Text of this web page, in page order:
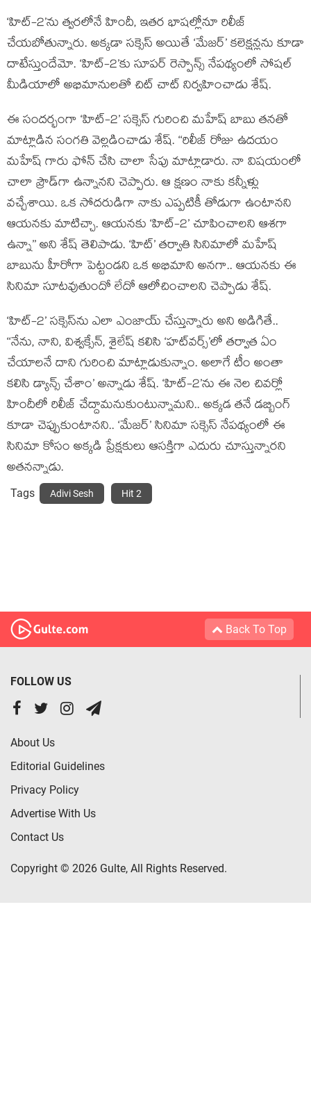
‘హిట్-2’ను త్వరలోనే హిందీ, ఇతర భాషల్లోనూ రిలీజ్
చేయబోతున్నారు. అక్కడా సక్సెస్ అయితే ‘మేజర్’ కలెక్షన్లను కూడా
దాటేస్తుందేమో. ‘హిట్-2’కు సూపర్ రెస్పాన్స్ నేపథ్యంలో సోషల్
మీడియాలో అభిమానులతో చిట్ చాట్ నిర్వహించాడు శేష్.
ఈ సందర్భంగా ‘హిట్-2’‌ సక్సెస్ గురించి మహేష్ బాబు తనతో
మాట్లాడిన సంగతి వెల్లడించాడు శేష్. ‘‘రిలీజ్ రోజు ఉదయం
మహేష్ గారు ఫోన్ చేసి చాలా సేపు మాట్లాడారు. నా విషయంలో
చాలా ప్రౌడ్‌గా ఉన్నానని చెప్పారు. ఆ క్షణం నాకు కన్నీళ్లు
వచ్చేశాయి. ఒక సోదరుడిగా నాకు ఎప్పటికీ తోడుగా ఉంటానని
ఆయనకు మాటిచ్చా. ఆయనకు ‘హిట్-2’ చూపించాలని ఆశగా
ఉన్నా’’ అని శేష్ తెలిపాడు. ‘హిట్’ తర్వాతి సినిమాలో మహేష్
బాబును హీరోగా పెట్టండని ఒక అభిమాని అనగా.. ఆయనకు ఈ
సినిమా సూటవుతుందో లేదో ఆలోచించాలని చెప్పాడు శేష్.
‘హిట్-2’ సక్సెస్‌ను ఎలా ఎంజాయ్ చేస్తున్నారు అని అడిగితే..
‘‘నేను, నాని, విశ్వక్సేన్, శైలేష్ కలిసి ‘హట్‌వర్స్’లో తర్వాత ఏం
చేయాలనే దాని గురించి మాట్లాడుకున్నాం. అలాగే టీం అంతా
కలిసి డ్యాన్స్ చేశాం’ అన్నాడు శేష్. ‘హిట్-2’ను ఈ నెల చివర్లో
హిందీలో రిలీజ్ చేద్దామనుకుంటున్నామని.. అక్కడ తనే డబ్బింగ్
కూడా చెప్పుకుంటానని.. ‘మేజర్’ సినిమా సక్సెస్ నేపథ్యంలో ఈ
సినిమా కోసం అక్కడి ప్రేక్షకులు ఆసక్తిగా ఎదురు చూస్తున్నారని
అతనన్నాడు.
Tags Adivi Sesh Hit 2
Back To Top
FOLLOW US
About Us
Editorial Guidelines
Privacy Policy
Advertise With Us
Contact Us
Copyright © 2026 Gulte, All Rights Reserved.